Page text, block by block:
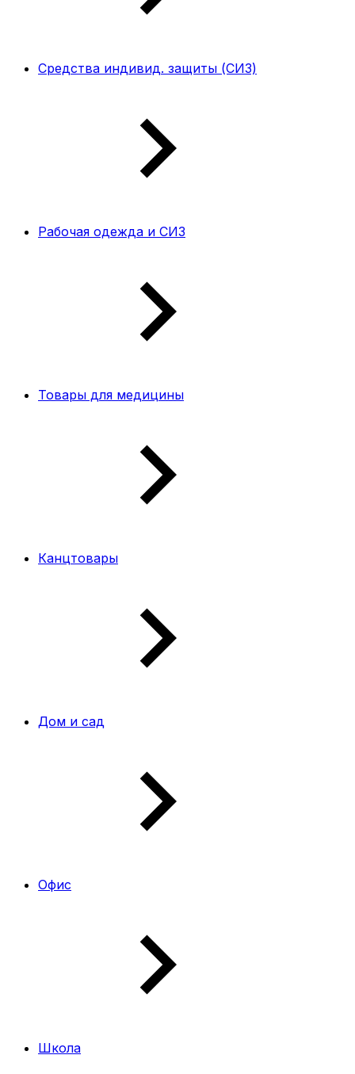
Средства индивид. защиты (СИЗ)
Рабочая одежда и СИЗ
Товары для медицины
Канцтовары
Дом и сад
Офис
Школа